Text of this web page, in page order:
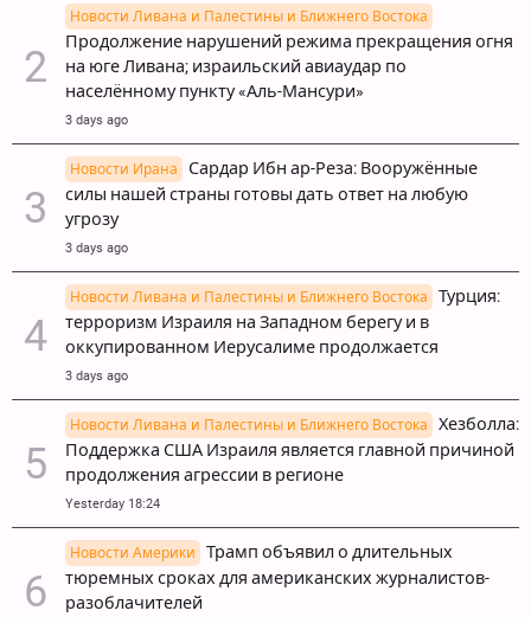
Новости Ливана и Палестины и Ближнего Востока
Продолжение нарушений режима прекращения огня
на юге Ливана; израильский авиаудар по
населённому пункту «Аль-Мансури»
3 days ago
Новости Ирана
Сардар Ибн ар-Реза: Вооружённые
силы нашей страны готовы дать ответ на любую
угрозу
3 days ago
Новости Ливана и Палестины и Ближнего Востока
Турция:
терроризм Израиля на Западном берегу и в
оккупированном Иерусалиме продолжается
3 days ago
Новости Ливана и Палестины и Ближнего Востока
Хезболла:
Поддержка США Израиля является главной причиной
продолжения агрессии в регионе
Yesterday 18:24
Новости Америки
Трамп объявил о длительных
тюремных сроках для американских журналистов-
разоблачителей